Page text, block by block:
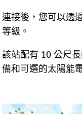
連接後，您可以透
等級。
該站配有 10 公尺
備和可選的太陽能